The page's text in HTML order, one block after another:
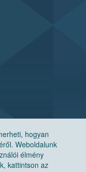
hogyan
Weboldalunk
élmény
kattintson az